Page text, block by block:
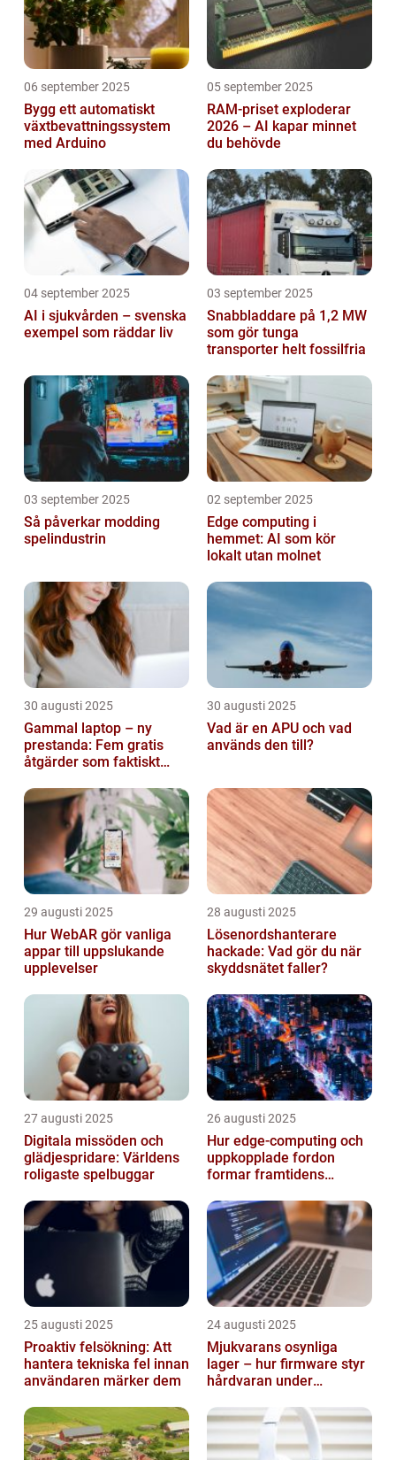
06 september 2025
Bygg ett automatiskt
växtbevattningssystem
med Arduino
05 september 2025
RAM-priset exploderar
2026 – AI kapar minnet
du behövde
04 september 2025
AI i sjukvården – svenska
exempel som räddar liv
03 september 2025
Snabbladdare på 1,2 MW
som gör tunga
transporter helt fossilfria
03 september 2025
Så påverkar modding
spelindustrin
02 september 2025
Edge computing i
hemmet: AI som kör
lokalt utan molnet
30 augusti 2025
Gammal laptop – ny
prestanda: Fem gratis
åtgärder som faktiskt
30 augusti 2025
Vad är en APU och vad
används den till?
29 augusti 2025
Hur WebAR gör vanliga
appar till uppslukande
upplevelser
28 augusti 2025
Lösenordshanterare
hackade: Vad gör du när
skyddsnätet faller?
27 augusti 2025
Digitala missöden och
glädjespridare: Världens
roligaste spelbuggar
26 augusti 2025
Hur edge‑computing och
uppkopplade fordon
formar framtidens
25 augusti 2025
Proaktiv felsökning: Att
hantera tekniska fel innan
användaren märker dem
24 augusti 2025
Mjukvarans osynliga
lager – hur firmware styr
hårdvaran under